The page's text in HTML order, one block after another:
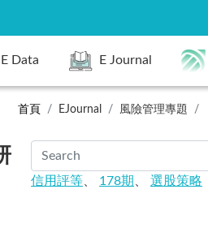
E Data E Journal
首頁 EJournal 風險管理專題
信用評等 178期 選股策略